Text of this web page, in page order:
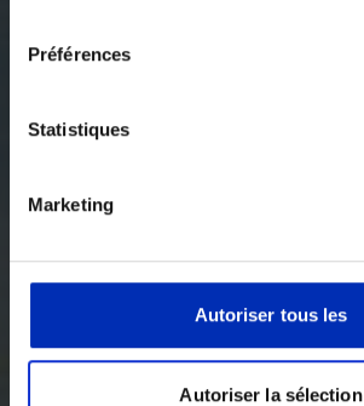
Préférences
Statistiques
Marketing
Autoriser tous les
Autoriser la sélection